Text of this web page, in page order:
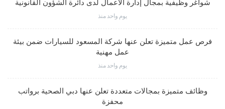
شواغر وظيفية بمجال إدارة الأعمال لدى دائرة الشؤون القانونية
يوم واحد منذ
فرص عمل متميزة تعلن عنها شركة المسعود للسيارات ضمن بيئة
عمل مهنية
يوم واحد منذ
وظائف متميزة بمجالات متعددة تعلن عنها دبي الصحية برواتب
محفزة